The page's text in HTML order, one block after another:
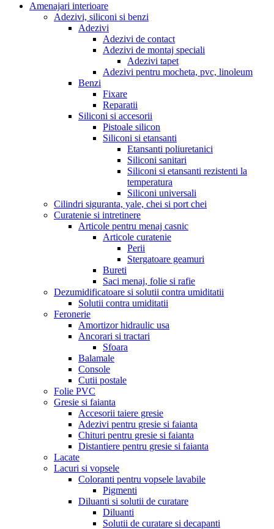
Amenajari interioare
Adezivi, siliconi si benzi
Adezivi
Adezivi de contact
Adezivi de montaj speciali
Adezivi tapet
Adezivi pentru mocheta, pvc, linoleum
Benzi
Fixare
Reparatii
Siliconi si accesorii
Pistoale silicon
Siliconi si etansanti
Etansanti poliuretanici
Siliconi sanitari
Siliconi si etansanti rezistenti la
temperatura
Siliconi universali
Cilindri siguranta, yale, chei si port chei
Curatenie si intretinere
Articole pentru menaj casnic
Articole curatenie
Perii
Stergatoare geamuri
Bureti
Saci menaj, folie si rafie
Dezumidificatoare si solutii contra umiditatii
Solutii contra umiditatii
Feronerie
Amortizor hidraulic usa
Ancorari si tractari
Sfoara
Balamale
Console
Cutii postale
Folie PVC
Gresie si faianta
Accesorii taiere gresie
Adezivi pentru gresie si faianta
Chituri pentru gresie si faianta
Distantiere pentru gresie si faianta
Lacate
Lacuri si vopsele
Coloranti pentru vopsele lavabile
Pigmenti
Diluanti si solutii de curatare
Diluanti
Solutii de curatare si decapanti